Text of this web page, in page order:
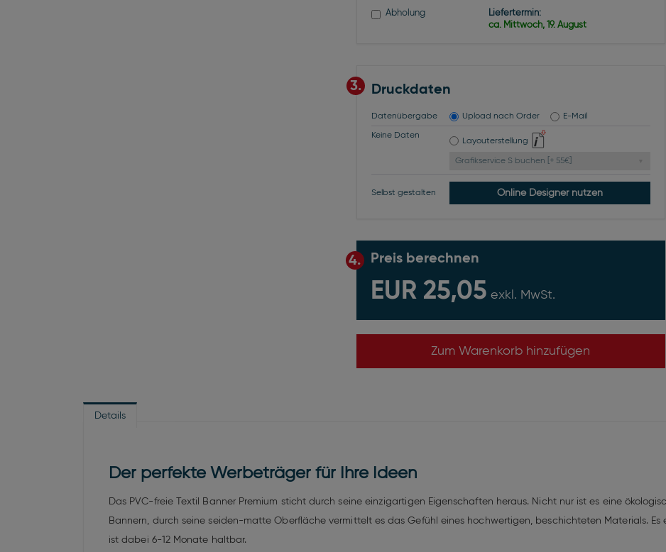
Abholung
Liefertermin:
ca. Mittwoch, 19. August
3. Druckdaten
Datenübergabe Upload nach Order E-Mail
Keine Daten
Layouterstellung
Grafikservice S buchen [+ 55€]
Selbst gestalten Online Designer nutzen
4. Preis berechnen
EUR 25,05 exkl. MwSt.
Zum Warenkorb hinzufügen
Details
Der perfekte Werbeträger für Ihre Ideen
Das PVC-freie Textil Banner Premium sticht durch seine einzigartigen Eigenschaften heraus. Nicht nur ist es eine
Bannern, durch seine seiden-matte Oberfläche vermittelt es das Gefühl eines hochwertigen, beschichteten Materials. Es
ist dabei 6-12 Monate haltbar.